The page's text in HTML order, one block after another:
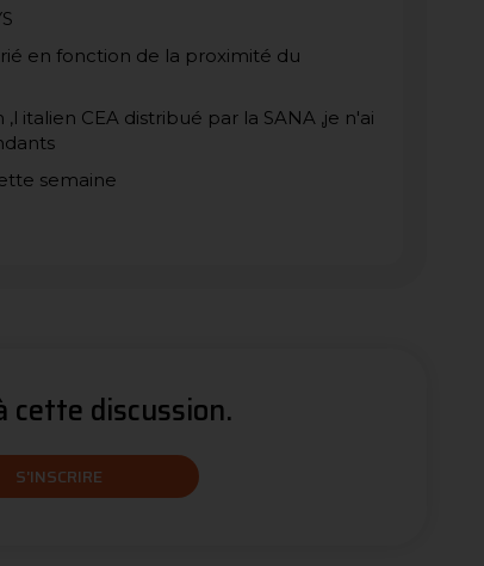
en fonction de la proximité du
italien CEA distribué par la SANA ,je n'ai
semaine
cette discussion.
S'INSCRIRE